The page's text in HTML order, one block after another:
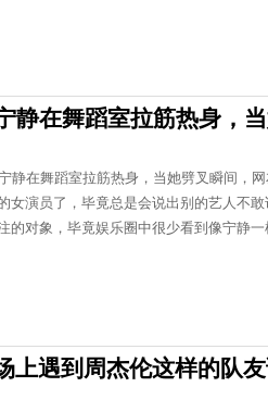
静在舞蹈室拉筋热身，
静在舞蹈室拉筋热身，当她劈叉瞬间，
女演员了，毕竟总是会说出别的艺人不
的对象，毕竟娱乐圈中很少看到像宁静一
上遇到周杰伦这样的队